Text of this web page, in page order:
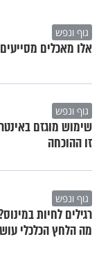
גוף ונפש
אלו מאכלים
גוף ונפש
שימוש מוגזם
זו ההוכחה
גוף ונפש
רגילים לחיות
מה הלחץ הכלכלי